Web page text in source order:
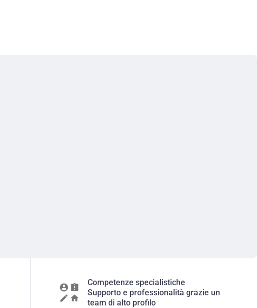
Competenze specialistiche
Supporto e professionalità grazie un
team di alto profilo